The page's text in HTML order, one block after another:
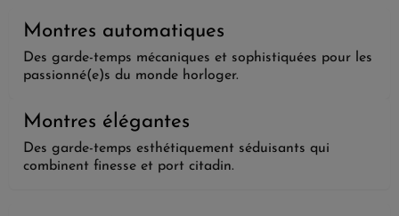
Montres automatiques
Des garde-temps mécaniques et sophistiquées pour les
passionné(e)s du monde horloger.
Montres élégantes
Des garde-temps esthétiquement séduisants qui
combinent finesse et port citadin.